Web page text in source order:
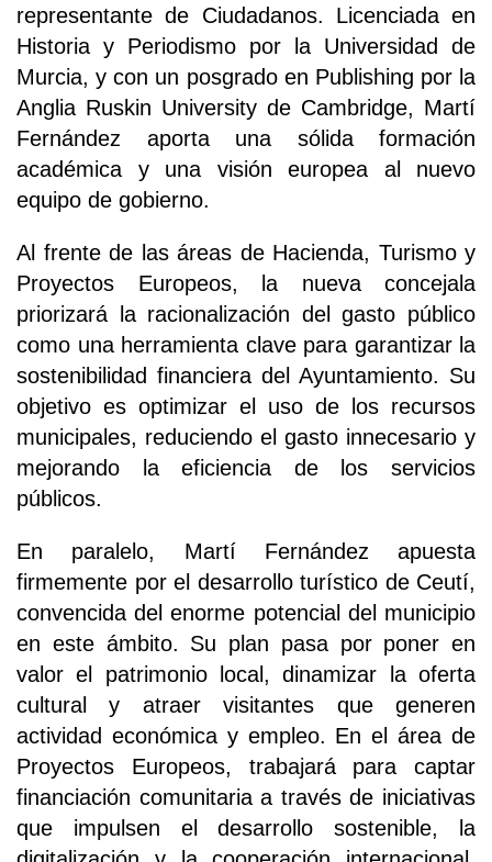
representante de Ciudadanos. Licenciada en
Historia y Periodismo por la Universidad de
Murcia, y con un posgrado en Publishing por la
Anglia Ruskin University de Cambridge, Martí
Fernández aporta una sólida formación
académica y una visión europea al nuevo
equipo de gobierno.
Al frente de las áreas de Hacienda, Turismo y
Proyectos Europeos, la nueva concejala
priorizará la racionalización del gasto público
como una herramienta clave para garantizar la
sostenibilidad financiera del Ayuntamiento. Su
objetivo es optimizar el uso de los recursos
municipales, reduciendo el gasto innecesario y
mejorando la eficiencia de los servicios
públicos.
En paralelo, Martí Fernández apuesta
firmemente por el desarrollo turístico de Ceutí,
convencida del enorme potencial del municipio
en este ámbito. Su plan pasa por poner en
valor el patrimonio local, dinamizar la oferta
cultural y atraer visitantes que generen
actividad económica y empleo. En el área de
Proyectos Europeos, trabajará para captar
financiación comunitaria a través de iniciativas
que impulsen el desarrollo sostenible, la